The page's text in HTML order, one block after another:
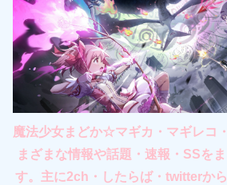
魔法少女まどか☆マギカ・マギレコ
まざまな情報や話題・速報・SSを
す。主に2ch・したらば・twitterか